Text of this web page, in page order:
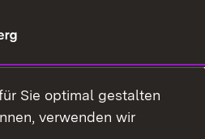
Sie optimal gestalten
verwenden wir